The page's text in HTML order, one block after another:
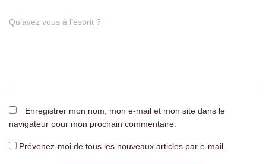
Qu’avez vous à l’esprit ?
Enregistrer mon nom, mon e-mail et mon site dans le
navigateur pour mon prochain commentaire.
Prévenez-moi de tous les nouveaux articles par e-mail.